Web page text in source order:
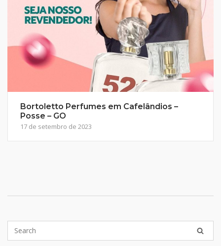
Bortoletto Perfumes em Cafelândios –
Posse – GO
17 de setembro de 2023